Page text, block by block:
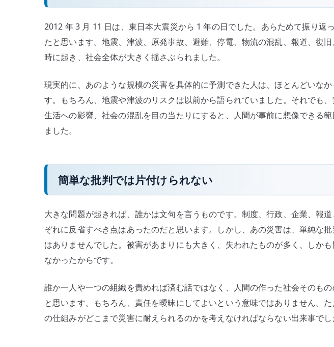
残
す
へ
2012 年 3 月 11 日は、東日本大震災から 1 年の日でした。あらためて振り返
たと思います。地震、津波、原発事故、避難、停電、物流の混乱、報道、復
時に起き、社会全体が大きく揺さぶられました。
現実的に、あのような規模の災害を具体的に予測できた人は、ほとんどいな
す。もちろん、地震や津波のリスクは以前から語られていました。それでも、
生活への影響、社会の混乱を目の当たりにすると、人間が事前に想像できる
ました。
簡単な批判では片付けられない
大きな問題が起きれば、誰かは文句を言うものです。制度、行政、企業、報
ぞれに反省すべき点はあったのだと思います。しかし、あの災害は、単純な
はありませんでした。被害があまりにも大きく、失われたものが多く、しか
なかったからです。
誰か一人や一つの組織を責めれば済む話ではなく、人間の作った社会そのも
と思います。もちろん、責任を曖昧にしてよいという意味ではありません。
の仕組みがどこまで災害に耐えられるのかを考えなければならない出来事でし